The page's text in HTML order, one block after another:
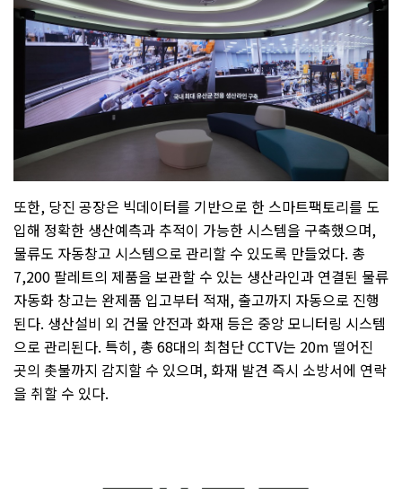
또한, 당진 공장은 빅데이터를 기반으로 한 스마트팩토리를 도
입해 정확한 생산예측과 추적이 가능한 시스템을 구축했으며,
물류도 자동창고 시스템으로 관리할 수 있도록 만들었다. 총
7,200 팔레트의 제품을 보관할 수 있는 생산라인과 연결된 물류
자동화 창고는 완제품 입고부터 적재, 출고까지 자동으로 진행
된다. 생산설비 외 건물 안전과 화재 등은 중앙 모니터링 시스템
으로 관리된다. 특히, 총 68대의 최첨단CCTV는 20m 떨어진
곳의 촛불까지 감지할 수 있으며, 화재 발견 즉시 소방서에 연락
을 취할 수 있다.